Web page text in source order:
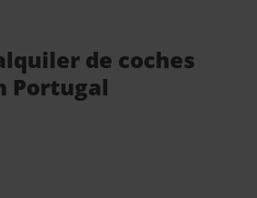
de coches
Portugal